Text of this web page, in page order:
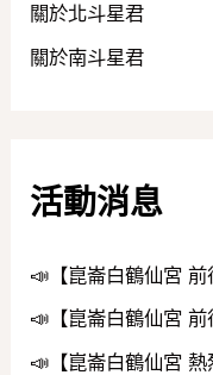
關於北斗星君
關於南斗星君
活動消息
📣【崑崙白鶴仙宮
📣【崑崙白鶴仙宮
📣【崑崙白鶴仙宮 熱